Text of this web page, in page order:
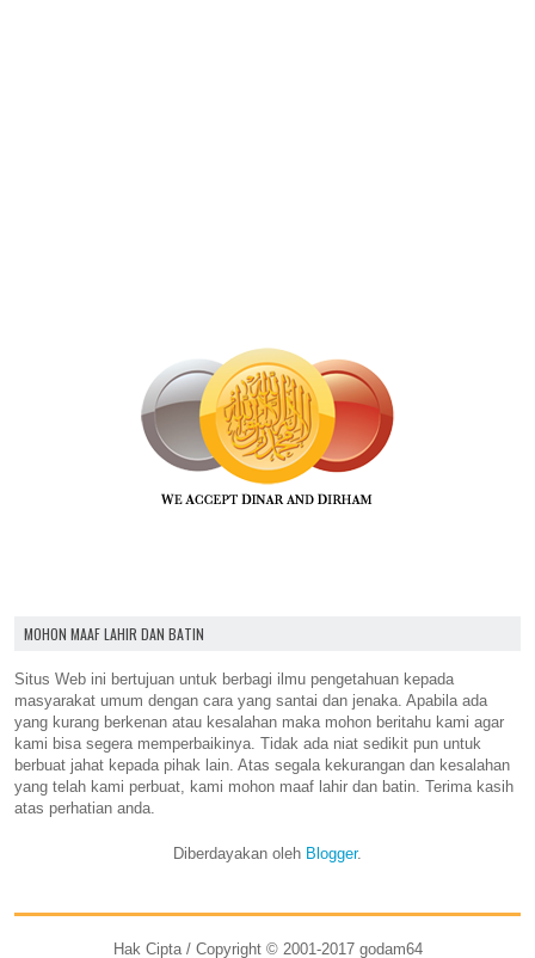
MOHON MAAF LAHIR DAN BATIN
Situs Web ini bertujuan untuk berbagi ilmu pengetahuan kepada
masyarakat umum dengan cara yang santai dan jenaka. Apabila ada
yang kurang berkenan atau kesalahan maka mohon beritahu kami agar
kami bisa segera memperbaikinya. Tidak ada niat sedikit pun untuk
berbuat jahat kepada pihak lain. Atas segala kekurangan dan kesalahan
yang telah kami perbuat, kami mohon maaf lahir dan batin. Terima kasih
atas perhatian anda.
Diberdayakan oleh Blogger.
Hak Cipta / Copyright © 2001-2017 godam64